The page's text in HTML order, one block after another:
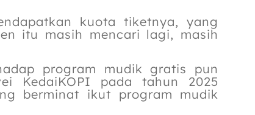
kuota tiketnya, yang
itu masih mencari lagi, masih
program mudik gratis pun
KedaiKOPI pada tahun 2025
berminat ikut program mudik